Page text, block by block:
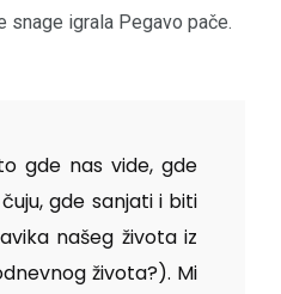
snage igrala Pegavo pače.
gde nas vide, gde
gde sanjati i biti
našeg života iz
života?). Mi